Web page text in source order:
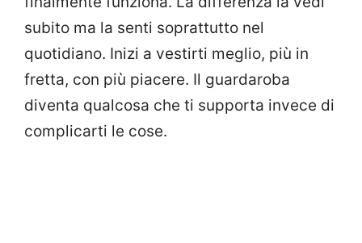
subito ma la senti soprattutto nel
quotidiano. Inizi a vestirti meglio, più in
fretta, con più piacere. Il guardaroba
diventa qualcosa che ti supporta invece di
complicarti le cose.